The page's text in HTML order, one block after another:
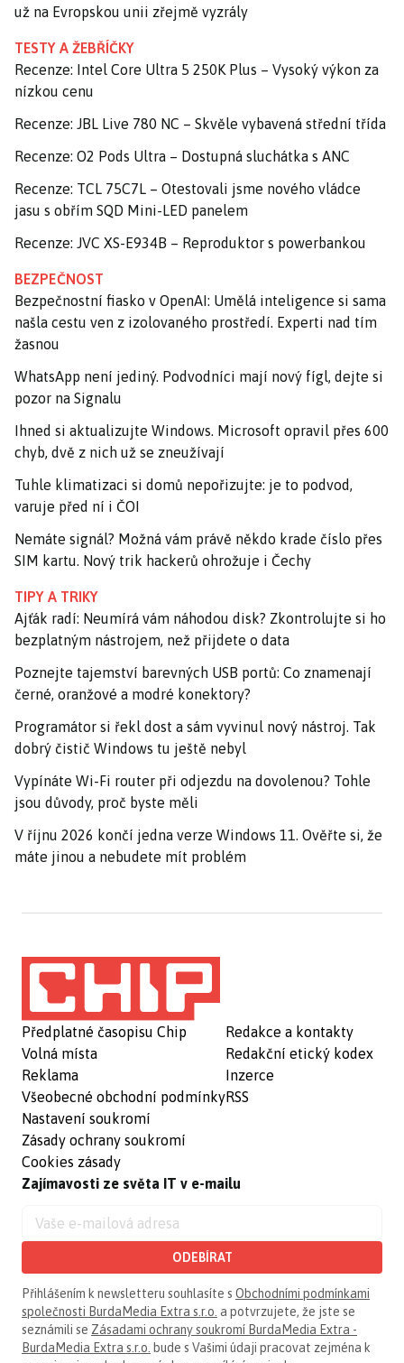
už na Evropskou unii zřejmě vyzrály
TESTY A ŽEBŘÍČKY
Recenze: Intel Core Ultra 5 250K Plus – Vysoký výkon za
nízkou cenu
Recenze: JBL Live 780 NC – Skvěle vybavená střední třída
Recenze: O2 Pods Ultra – Dostupná sluchátka s ANC
Recenze: TCL 75C7L – Otestovali jsme nového vládce
jasu s obřím SQD Mini-LED panelem
Recenze: JVC XS-E934B – Reproduktor s powerbankou
BEZPEČNOST
Bezpečnostní fiasko v OpenAI: Umělá inteligence si sama
našla cestu ven z izolovaného prostředí. Experti nad tím
žasnou
WhatsApp není jediný. Podvodníci mají nový fígl, dejte si
pozor na Signalu
Ihned si aktualizujte Windows. Microsoft opravil přes 600
chyb, dvě z nich už se zneužívají
Tuhle klimatizaci si domů nepořizujte: je to podvod,
varuje před ní i ČOI
Nemáte signál? Možná vám právě někdo krade číslo přes
SIM kartu. Nový trik hackerů ohrožuje i Čechy
TIPY A TRIKY
Ajťák radí: Neumírá vám náhodou disk? Zkontrolujte si ho
bezplatným nástrojem, než přijdete o data
Poznejte tajemství barevných USB portů: Co znamenají
černé, oranžové a modré konektory?
Programátor si řekl dost a sám vyvinul nový nástroj. Tak
dobrý čistič Windows tu ještě nebyl
Vypínáte Wi-Fi router při odjezdu na dovolenou? Tohle
jsou důvody, proč byste měli
V říjnu 2026 končí jedna verze Windows 11. Ověřte si, že
máte jinou a nebudete mít problém
Předplatné časopisu Chip
Volná místa
Reklama
Všeobecné obchodní podmínky
Nastavení soukromí
Zásady ochrany soukromí
Cookies zásady
Redakce a kontakty
Redakční etický kodex
Inzerce
RSS
Zajímavosti ze světa IT v e-mailu
ODEBÍRAT
Přihlášením k newsletteru souhlasíte s Obchodními podmínkami
společnosti BurdaMedia Extra s.r.o. a potvrzujete, že jste se
seznámili se Zásadami ochrany soukromí BurdaMedia Extra -
BurdaMedia Extra s.r.o. bude s Vašimi údaji pracovat zejména k